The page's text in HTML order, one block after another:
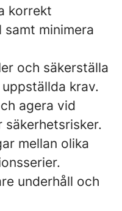
korrekt
samt minimera
och säkerställa
krav.
agera vid
säkerhetsrisker.
mellan olika
underhåll och